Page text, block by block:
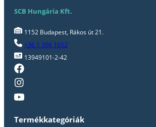
SCB Hungária Kft.
1152 Budapest, Rákos út 21.
+36 1 306 1652
13949101-2-42
Termékkategóriák